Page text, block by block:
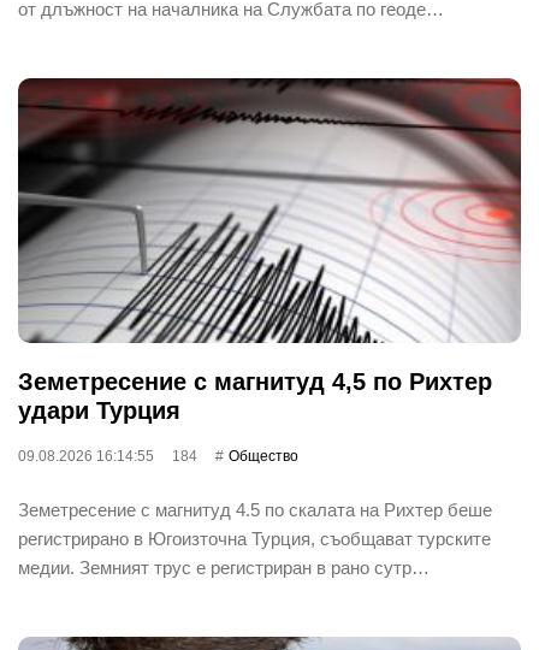
от длъжност на началника на Службата по геоде…
Земетресение с магнитуд 4,5 по Рихтер
удари Турция
09.08.2026 16:14:55 184 Общество
Земетресение с магнитуд 4.5 по скалата на Рихтер беше
регистрирано в Югоизточна Турция, съобщават турските
медии. Земният трус е регистриран в рано сутр…